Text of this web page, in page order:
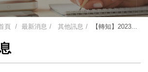
頁 最新消息 其他訊息 【轉知】2023...